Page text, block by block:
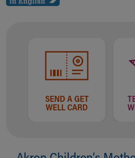
SEND A GET
WELL CARD